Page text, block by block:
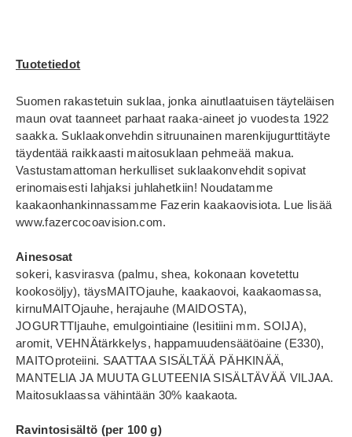
Tuotetiedot
Suomen rakastetuin suklaa, jonka ainutlaatuisen täyteläisen
maun ovat taanneet parhaat raaka-aineet jo vuodesta 1922
saakka. Suklaakonvehdin sitruunainen marenkijugurttitäyte
täydentää raikkaasti maitosuklaan pehmeää makua.
Vastustamattoman herkulliset suklaakonvehdit sopivat
erinomaisesti lahjaksi juhlahetkiin! Noudatamme
kaakaonhankinnassamme Fazerin kaakaovisiota. Lue lisää
www.fazercocoavision.com.
Ainesosat
sokeri, kasvirasva (palmu, shea, kokonaan kovetettu
kookosöljy), täysMAITOjauhe, kaakaovoi, kaakaomassa,
kirnuMAITOjauhe, herajauhe (MAIDOSTA),
JOGURTTIjauhe, emulgointiaine (lesitiini mm. SOIJA),
aromit, VEHNÄtärkkelys, happamuudensäätöaine (E330),
MAITOproteiini. SAATTAA SISÄLTÄÄ PÄHKINÄÄ,
MANTELIA JA MUUTA GLUTEENIA SISÄLTÄVÄÄ VILJAA.
Maitosuklaassa vähintään 30% kaakaota.
Ravintosisältö (per 100 g)